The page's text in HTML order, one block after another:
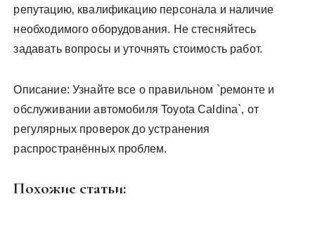
репутацию‚ квалификацию персонала и наличие
необходимого оборудования. Не стесняйтесь
задавать вопросы и уточнять стоимость работ.
Описание: Узнайте все о правильном `ремонте и
обслуживании автомобиля Toyota Caldina`‚ от
регулярных проверок до устранения
распространённых проблем.
Похожие статьи: